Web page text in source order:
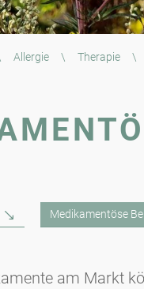
Allergie \ Therapie \
Medikamentöse
am Markt